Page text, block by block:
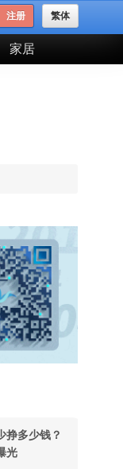
繁体
注册
家居
挣多少钱？
光